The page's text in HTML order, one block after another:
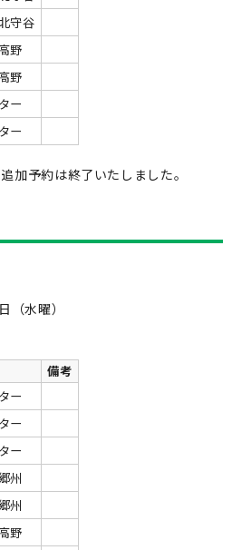
守谷
野
野
ー
ー
加予約は終了いたしました。
（水曜）
備考
ー
ー
ー
州
州
野